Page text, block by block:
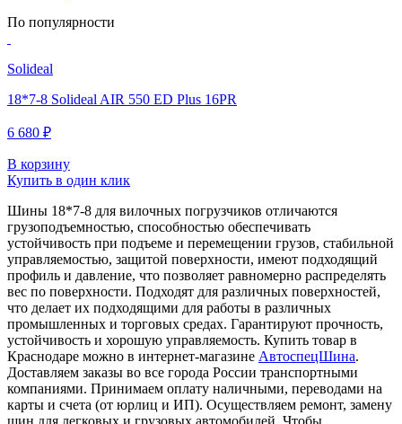
По популярности
Solideal
18*7-8 Solideal AIR 550 ED Plus 16PR
6 680 ₽
В корзину
Купить в один клик
Шины 18*7-8 для вилочных погрузчиков отличаются
грузоподъемностью, способностью обеспечивать
устойчивость при подъеме и перемещении грузов, стабильной
управляемостью, защитой поверхности, имеют подходящий
профиль и давление, что позволяет равномерно распределять
вес по поверхности. Подходят для различных поверхностей,
что делает их подходящими для работы в различных
промышленных и торговых средах. Гарантируют прочность,
устойчивость и хорошую управляемость. Купить товар в
Краснодаре можно в интернет-магазине АвтоспецШина.
Доставляем заказы во все города России транспортными
компаниями. Принимаем оплату наличными, переводами на
карты и счета (от юрлиц и ИП). Осуществляем ремонт, замену
шин для легковых и грузовых автомобилей. Чтобы